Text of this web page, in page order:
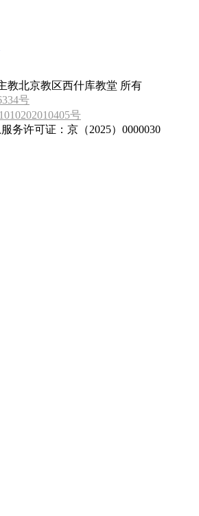
教北京教区西什库教堂 所有
号
号
务许可证：京（2025）0000030